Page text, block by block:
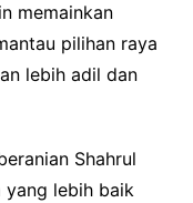
memainkan
pilihan raya
lebih adil dan
Shahrul
yang lebih baik